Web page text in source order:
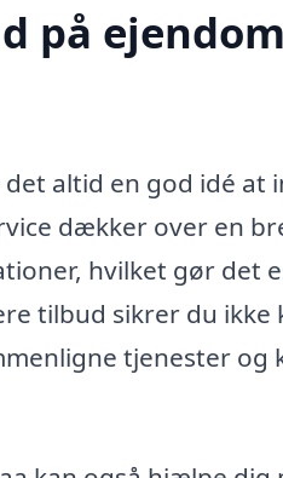
på
altid en god idé at
dækker over en
hvilket gør det
tilbud sikrer du ikke
tjenester og